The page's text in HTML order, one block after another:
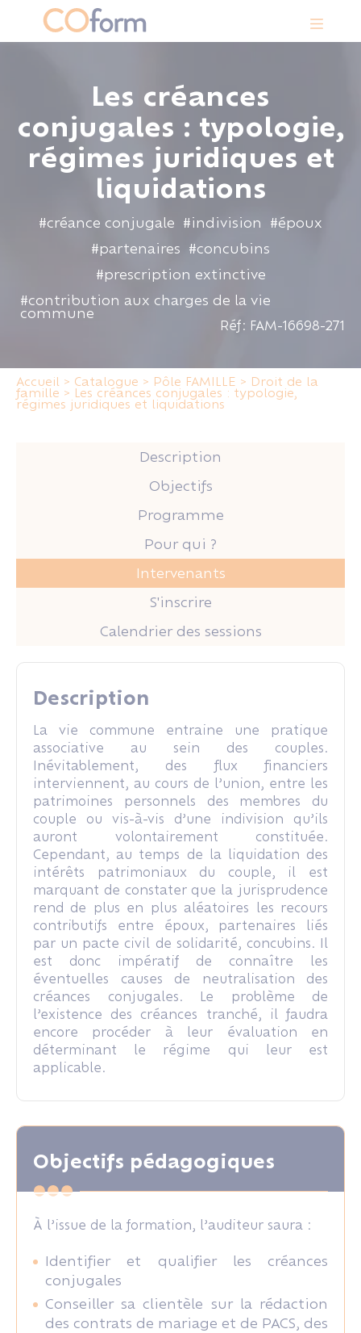
Les créances
conjugales : typologie,
régimes juridiques et
liquidations
#créance conjugale #indivision
#époux
#partenaires #concubins
#prescription extinctive
#contribution aux charges de la vie
commune
Réf: FAM-16698-271
Accueil > Catalogue > Pôle FAMILLE > Droit de la
famille > Les créances conjugales : typologie,
régimes juridiques et liquidations
Description
Objectifs
Programme
Pour qui ?
Intervenants
S'inscrire
Calendrier des sessions
Description
La vie commune entraine une pratique
associative au sein des couples.
Inévitablement, des flux financiers
interviennent, au cours de l’union, entre les
patrimoines personnels des membres du
couple ou vis-à-vis d’une indivision qu’ils
auront volontairement constituée.
Cependant, au temps de la liquidation des
intérêts patrimoniaux du couple, il est
marquant de constater que la jurisprudence
rend de plus en plus aléatoires les recours
contributifs entre époux, partenaires liés
par un pacte civil de solidarité, concubins. Il
est donc impératif de connaître les
éventuelles causes de neutralisation des
créances conjugales. Le problème de
l’existence des créances tranché, il faudra
encore procéder à leur évaluation en
déterminant le régime qui leur est
applicable.
Objectifs pédagogiques
À l’issue de la formation, l’auditeur saura :
Identifier et qualifier les créances
conjugales
Conseiller sa clientèle sur la rédaction
des contrats de mariage et de PACS, des
Panneau de gestion des cookies